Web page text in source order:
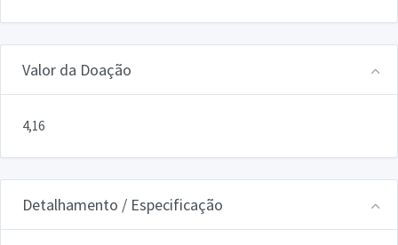
Valor da Doação
4,16
Detalhamento / Especificação